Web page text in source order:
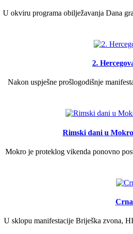
U okviru programa obilježavanja Dana
2.
Nakon uspješne prošlogodišnje
Rimski dani u
Mokro je proteklog vikenda ponovno
U sklopu manifestacije Briješka zvona,